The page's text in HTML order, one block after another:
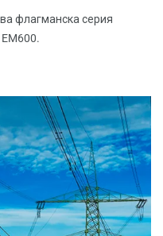
флагманска серия